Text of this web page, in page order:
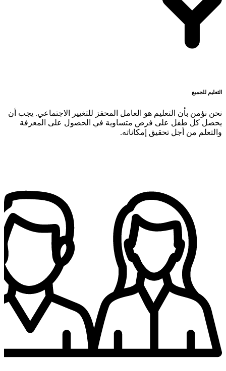
التعليم للجميع
نحن نؤمن بأن التعليم هو العامل المحفز للتغيير الاجتماعي. يجب أن
يحصل كل طفل على فرص متساوية في الحصول على المعرفة
والتعلم من أجل تحقيق إمكاناته.